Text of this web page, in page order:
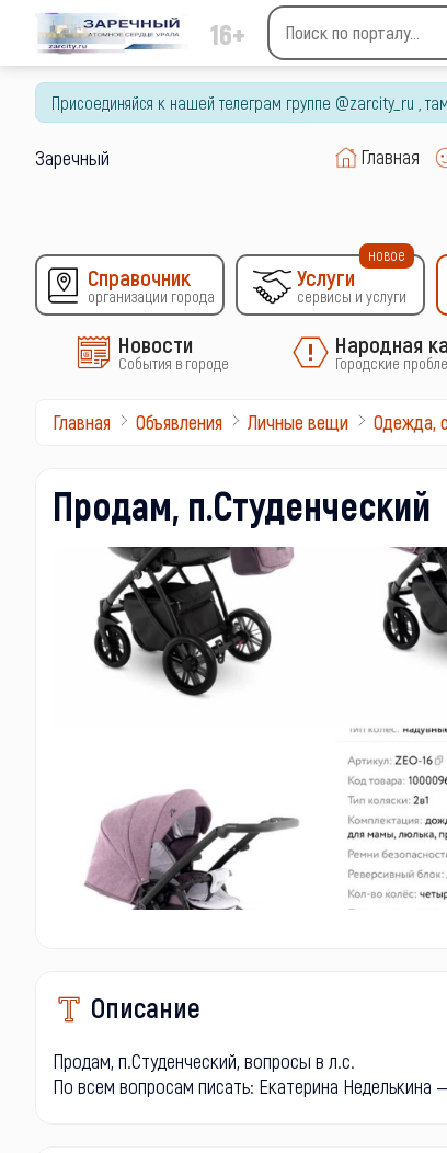
16+
Type 2 or more
for results.
Присоединяйся к нашей телеграм группе @zarcity_ru ,
Заречный Главная
Справочник
организации города
Услуги
сервисы и услуги
новое
Новости
События в городе
Народная
Городские
Главная Объявления Личные вещи Одежда,
Продам, п.Студенческий
Описание
Продам, п.Студенческий, вопросы в л.с.
По всем вопросам писать: Екатерина